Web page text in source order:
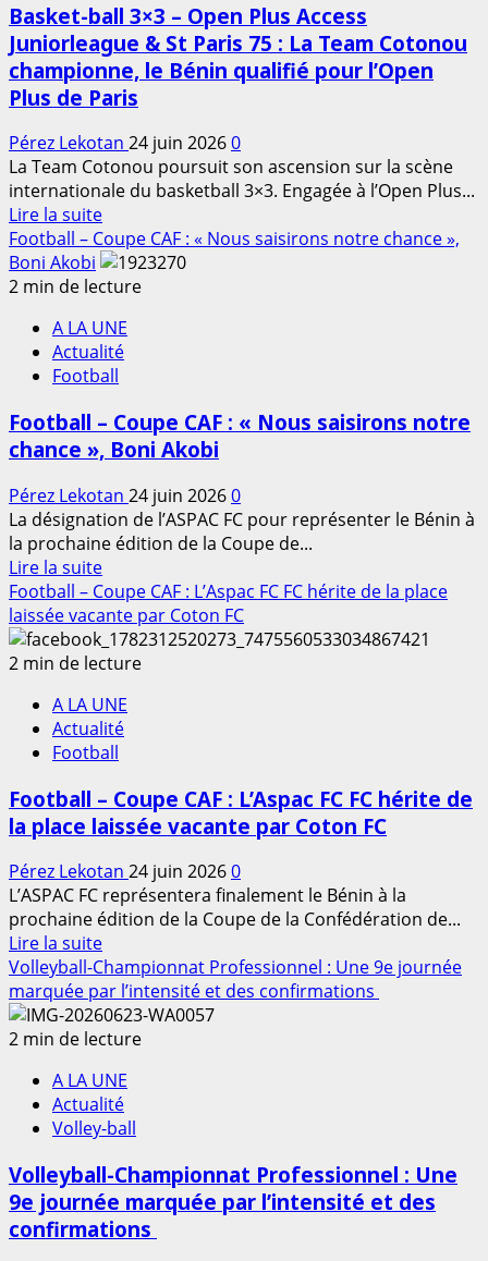
–
U20
Dakar
2026
Les
jeunes
talents
béninois
entrent
en
préparation
Basket-ball 3×3 – Open Plus Access
Juniorleague & St Paris 75 : La Team Cotonou
championne, le Bénin qualifié pour l’Open
Plus de Paris
Pérez Lekotan 24 juin 20260
La Team Cotonou poursuit son ascension sur la scène
internationale du basketball 3×3. Engagée à l’Open Plus...
Lire la suiteEn
savoir
plus
sur
ball
3×3
–
Plus
Access
&
St
Paris
75
:
La
Team
Cotonou
championne,
le
Bénin
qualifié
pour
l’Open
Plus
Paris
Football – Coupe CAF : « Nous saisirons notre chance »,
Boni Akobi
2 min de lecture
A LA UNE
Actualité
Football
Football – Coupe CAF : « Nous saisirons notre
chance », Boni Akobi
Pérez Lekotan 24 juin 20260
La désignation de l’ASPAC FC pour représenter le Bénin à
la prochaine édition de la Coupe de...
Lire la suiteEn
savoir
plus
sur
Football
Coupe
CAF
:
Nous
saisirons
chance
»,
Boni
Akobi
Football – Coupe CAF : L’Aspac FC FC hérite de la place
laissée vacante par Coton FC
2 min de lecture
A LA UNE
Actualité
Football
Football – Coupe CAF : L’Aspac FC FC hérite de
la place laissée vacante par Coton FC
Pérez Lekotan 24 juin 20260
L’ASPAC FC représentera finalement le Bénin à la
prochaine édition de la Coupe de la Confédération de...
Lire la suiteEn
savoir
plus
sur
Football
Coupe
CAF
:
FC
FC
hérite
Volleyball-Championnat Professionnel : Une 9e journée
marquée par l’intensité et des confirmations
2 min de lecture
A LA UNE
Actualité
Volley-ball
Volleyball-Championnat Professionnel : Une
9e journée marquée par l’intensité et des
confirmations